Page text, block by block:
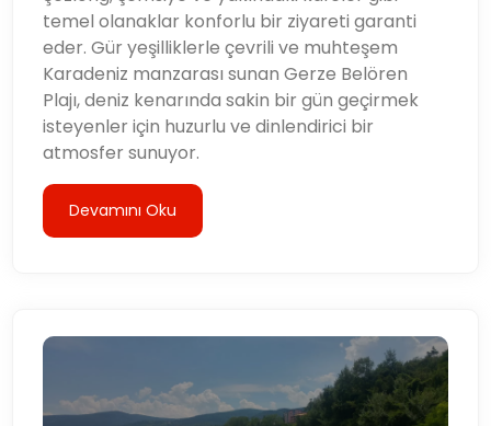
açık hava maceraları için ziyaret edin, Gerze,
Türkiye'nin kuzey kıyılarının güzelliğini keşfetmek
isteyen her gezgin için bir şeyler sunuyor.
temel olanaklar konforlu bir ziyareti garanti
eder. Gür yeşilliklerle çevrili ve muhteşem
Karadeniz manzarası sunan Gerze Belören
Plajı, deniz kenarında sakin bir gün geçirmek
isteyenler için huzurlu ve dinlendirici bir
atmosfer sunuyor.
Devamını Oku